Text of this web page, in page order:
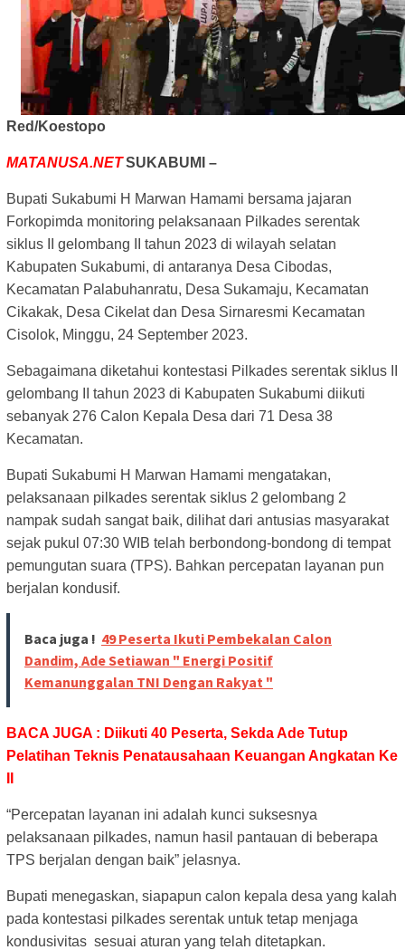
Red/Koestopo
MATANUSA.NETSUKABUMI –
Bupati Sukabumi H Marwan Hamami bersama jajaran
Forkopimda monitoring pelaksanaan Pilkades serentak
siklus II gelombang II tahun 2023 di wilayah selatan
Kabupaten Sukabumi, di antaranya Desa Cibodas,
Kecamatan Palabuhanratu, Desa Sukamaju, Kecamatan
Cikakak, Desa Cikelat dan Desa Sirnaresmi Kecamatan
Cisolok, Minggu, 24 September 2023.
Sebagaimana diketahui kontestasi Pilkades serentak siklus II
gelombang II tahun 2023 di Kabupaten Sukabumi diikuti
sebanyak 276 Calon Kepala Desa dari 71 Desa 38
Kecamatan.
Bupati Sukabumi H Marwan Hamami mengatakan,
pelaksanaan pilkades serentak siklus 2 gelombang 2
nampak sudah sangat baik, dilihat dari antusias masyarakat
sejak pukul 07:30 WIB telah berbondong-bondong di tempat
pemungutan suara (TPS). Bahkan percepatan layanan pun
berjalan kondusif.
Baca juga ! 49 Peserta Ikuti Pembekalan Calon
Dandim, Ade Setiawan " Energi Positif
Kemanunggalan TNI Dengan Rakyat "
BACA JUGA : Diikuti 40 Peserta, Sekda Ade Tutup
Pelatihan Teknis Penatausahaan Keuangan Angkatan Ke
“Percepatan layanan ini adalah kunci suksesnya
pelaksanaan pilkades, namun hasil pantauan di beberapa
TPS berjalan dengan baik” jelasnya.
Bupati menegaskan, siapapun calon kepala desa yang kalah
pada kontestasi pilkades serentak untuk tetap menjaga
kondusivitas sesuai aturan yang telah ditetapkan.